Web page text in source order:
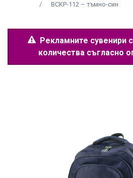
/
BCKP-112 – тъмно-син
Рекламните сувенири
количества съгласно